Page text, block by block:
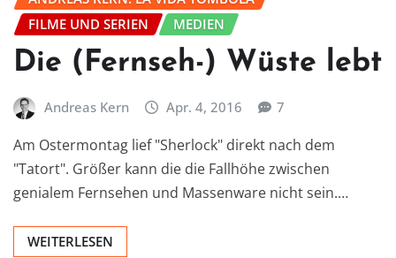
FILME UND SERIEN
MEDIEN
Die (Fernseh-) Wüste lebt
Andreas Kern Apr. 4, 2016 7
Am Ostermontag lief "Sherlock" direkt nach dem
"Tatort". Größer kann die die Fallhöhe zwischen
genialem Fernsehen und Massenware nicht sein.…
WEITERLESEN